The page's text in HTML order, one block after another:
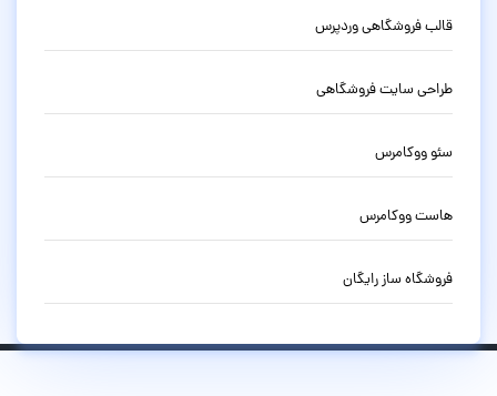
قالب فروشگاهی وردپرس
طراحی سایت فروشگاهی
سئو ووکامرس
هاست ووکامرس
فروشگاه ساز رایگان